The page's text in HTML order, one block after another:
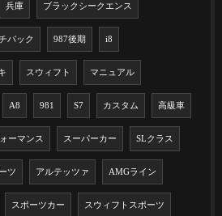
兵庫 ブラックシークエンス
バック 987後期 i8
スウィフト マニュアル
A8 981 S7 カスタム 高級車
ーマンス スーパーカー SLクラス
ツ アルテッツァ AMGライン
スポーツカー スウィフトスポーツ